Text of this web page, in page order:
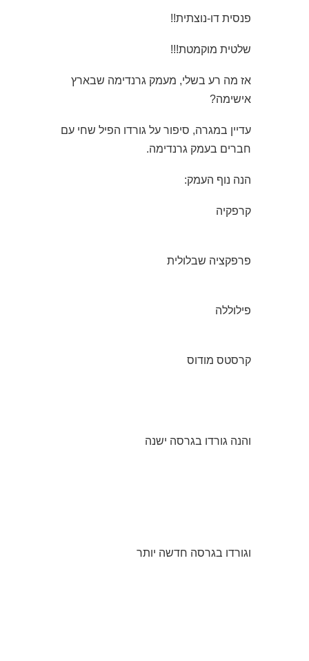
פנסית דו-נוצתית!!
שלטית מוקמטת!!!
אז מה רע בשלי, מעמק גרנדימה שבארץ
אישימה?
עדיין במגרה, סיפור על גורדו הפיל שחי עם
חברים בעמק גרנדימה.
הנה נוף העמק:
קרפקיה
פרפקציה שבלולית
פילוללה
קרסטס מודוס
והנה גורדו בגרסה ישנה
וגורדו בגרסה חדשה יותר